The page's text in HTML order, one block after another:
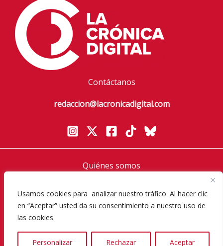
Usamos cookies para analizar nuestro tráfico. Al hacer clic
en “Aceptar” usted da su consentimiento a nuestro uso de
las cookies.
Personalizar Rechazar Aceptar
Contáctanos
redaccion@lacronicadigital.com
Quiénes somos
Aviso Legal
Política de cookies
Copyright © 2026 La Crónica Digital